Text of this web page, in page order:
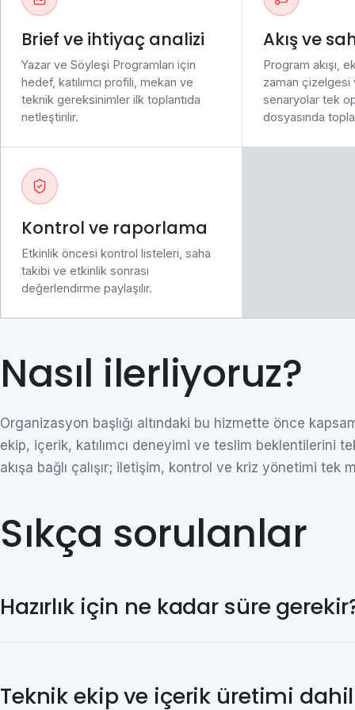
Indoor / Outdoor Toplantılar
Basın Toplantıları
Klip Çekimi
Fotoğraf Çekimi
Brief ve ihtiyaç analizi
Yazar ve Söyleşi Programları için
hedef, katılımcı profili, mekan ve
teknik gereksinimler ilk toplantıda
netleştirilir.
Akış ve
Program akışı,
zaman çizelgesi
senaryolar tek
dosyasında
Kontrol ve raporlama
Etkinlik öncesi kontrol listeleri, saha
takibi ve etkinlik sonrası
değerlendirme paylaşılır.
Nasıl ilerliyoruz?
Organizasyon başlığı altındaki bu hizmette önce
ekip, içerik, katılımcı deneyimi ve teslim beklentilerini
akışa bağlı çalışır; iletişim, kontrol ve kriz yönetimi tek
Sıkça sorulanlar
Hazırlık için ne kadar süre
Teknik ekip ve içerik üretimi